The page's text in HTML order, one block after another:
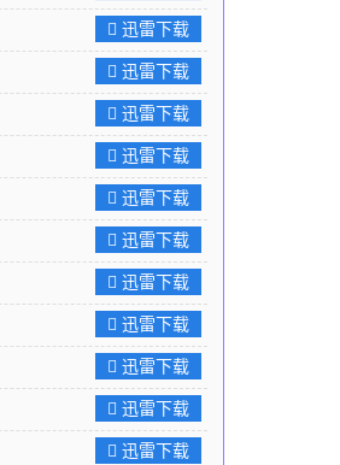
迅雷下载
迅雷下载
迅雷下载
迅雷下载
迅雷下载
迅雷下载
迅雷下载
迅雷下载
迅雷下载
迅雷下载
迅雷下载